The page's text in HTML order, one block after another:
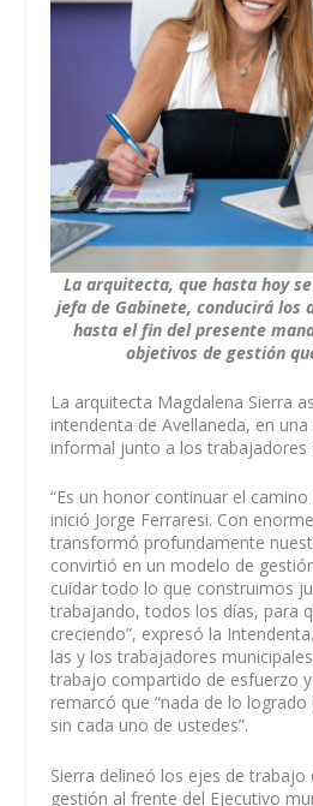
La arquitecta, que hasta hoy
jefa de Gabinete, conducirá los
hasta el fin del presente
objetivos de gestión
La arquitecta Magdalena Sierra
intendenta de Avellaneda, en
informal junto a los trabajadores
“Es un honor continuar el camino
inició Jorge Ferraresi. Con
transformó profundamente
convirtió en un modelo de
cuidar todo lo que construimos
trabajando, todos los días, para
creciendo”, expresó la
las y los trabajadores
trabajo compartido de esfuerzo y
remarcó que “nada de lo
sin cada uno de ustedes”.
Sierra delineó los ejes de trabajo
gestión al frente del Ejecutivo